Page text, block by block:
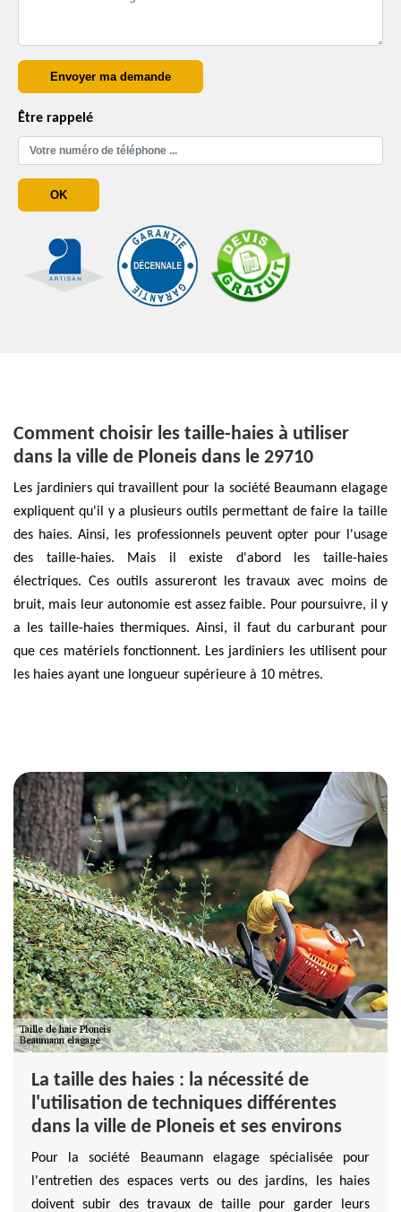
Être rappelé
Comment choisir les taille-haies à utiliser
dans la ville de Ploneis dans le 29710
Les jardiniers qui travaillent pour la société Beaumann elagage
expliquent qu'il y a plusieurs outils permettant de faire la taille
des haies. Ainsi, les professionnels peuvent opter pour l'usage
des taille-haies. Mais il existe d'abord les taille-haies
électriques. Ces outils assureront les travaux avec moins de
bruit, mais leur autonomie est assez faible. Pour poursuivre, il y
a les taille-haies thermiques. Ainsi, il faut du carburant pour
que ces matériels fonctionnent. Les jardiniers les utilisent pour
les haies ayant une longueur supérieure à 10 mètres.
La taille des haies : la nécessité de
l'utilisation de techniques différentes
dans la ville de Ploneis et ses environs
Pour la société Beaumann elagage spécialisée pour
l'entretien des espaces verts ou des jardins, les haies
doivent subir des travaux de taille pour garder leurs